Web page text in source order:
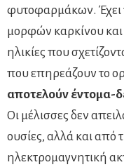
φυτοφαρμάκων.
μορφών καρκίνου και
ηλικίες που
που επηρεάζουν το
αποτελούν έντομα-
Οι μέλισσες δεν
ουσίες, αλλά και από
ηλεκτρομαγνητική